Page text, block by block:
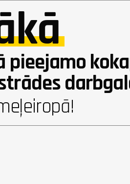
pieejamo